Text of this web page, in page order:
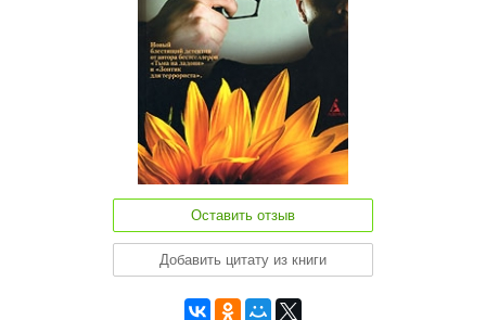
Оставить отзыв
Добавить цитату из книги